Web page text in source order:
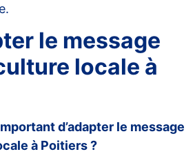
le message
locale à
d’adapter le message
à Poitiers ?